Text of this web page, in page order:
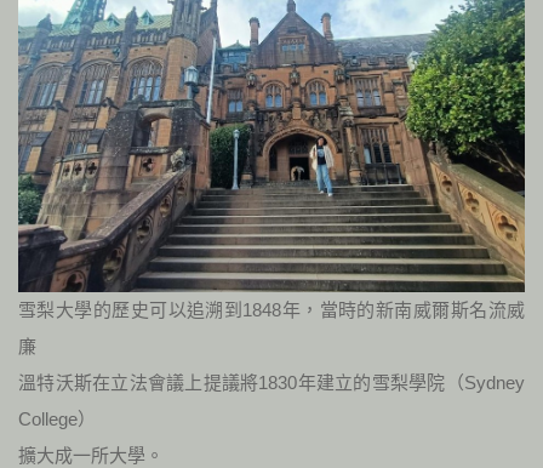
雪梨大學的歷史可以追溯到1848年，當時的新南威爾斯名流威
廉
溫特沃斯在立法會議上提議將1830年建立的雪梨學院（Sydney
College）
擴大成一所大學。